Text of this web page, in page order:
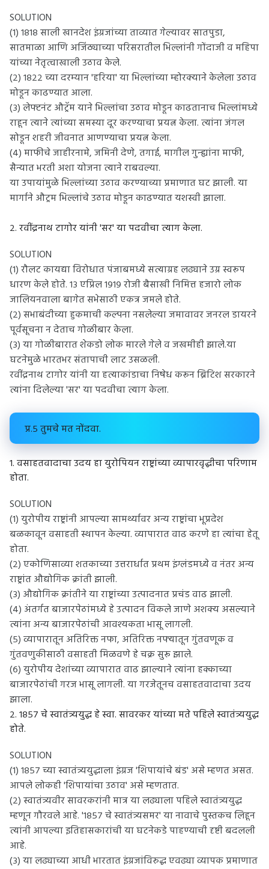
SOLUTION
(१) १८१८ साली खानदेश इंग्रजांच्या ताव्यात गेल्यावर सातपुडा,
सातमाळा आणि अजिंठ्याच्या परिसरातील भिल्लांनी गोंदाजी व महिपा
यांच्या नेतृत्वाखाली उठाव केले.
(२) १८२२ च्या दरम्यान 'हरिया' या भिल्लांच्या म्होरक्याने केलेला उठाव
मोडून काढण्यात आला.
(३) लेफ्टनंट औट्रॅम याने भिल्लांचा उठाव मोडून काढतानाच भिल्लांमध्ये
राहून त्याने त्यांच्या समस्या दूर करण्याचा प्रयत्न केला. त्यांना जंगल
सोडून शहरी जीवनात आणण्याचा प्रयत्न केला.
(४) माफीचे जाहीरनामे, जमिनी देणे, तगाई, मागील गुन्ह्यांना माफी,
सैन्यात भरती अशा योजना त्याने राबवल्या.
या उपायांमुळे भिल्लांच्या उठाव करण्याच्या प्रमाणात घट झाली. या
मार्गाने औट्रम भिल्लांचे उठाव मोडून काढण्यात यशस्वी झाला.
२. रवींद्रनाथ टागोर यांनी 'सर' या पदवीचा त्याग केला.
SOLUTION
(१) रौलट कायद्या विरोधात पंजाबमध्ये सत्याग्रह लढ्याने उग्र स्वरूप
धारण केले होते. १३ एप्रिल १९१९ रोजी बैसाखी निमित्त हजारो लोक
जालियनवाला बागेत सभेसाठी एकत्र जमले होते.
(२) सभाबंदीच्या हुकमाची कल्पना नसलेल्या जमावावर जनरल डायरने
पूर्वसूचना न देताच गोळीबार केला.
(३) या गोळीबारात शेकडो लोक मारले गेले व जखमीही झाले.या
घटनेमुळे भारतभर संतापाची लाट उसळली.
रवींद्रनाथ टागोर यांनी या हत्याकांडाचा निषेध करून ब्रिटिश सरकारने
त्यांना दिलेल्या 'सर' या पदवीचा त्याग केला.
प्र.५ तुमचे मत नोंदवा.
१. वसाहतवादाचा उदय हा युरोपियन राष्ट्रांच्या व्यापारवृद्धीचा परिणाम
होता.
SOLUTION
(१) युरोपीय राष्ट्रांनी आपल्या सामर्थ्यावर अन्य राष्ट्रांचा भूप्रदेश
बळकावून वसाहती स्थापन केल्या. व्यापारात वाढ करणे हा त्यांचा हेतू
होता.
(२) एकोणिसाव्या शतकाच्या उत्तरार्धात प्रथम इंग्लंडमध्ये व नंतर अन्य
राष्ट्रांत औद्योगिक क्रांती झाली.
(३) औद्योगिक क्रांतीने या राष्ट्रांच्या उत्पादनात प्रचंड वाढ झाली.
(४) अंतर्गत बाजारपेठांमध्ये हे उत्पादन विकले जाणे अशक्य असल्याने
त्यांना अन्य बाजारपेठांची आवश्यकता भासू लागली.
(५) व्यापारातून अतिरिक्त नफा, अतिरिक्त नफ्यातून गुंतवणूक व
गुंतवणुकीसाठी वसाहती मिळवणे हे चक्र सुरू झाले.
(६) युरोपीय देशांच्या व्यापारात वाढ झाल्याने त्यांना हक्काच्या
बाजारपेठांची गरज भासू लागली. या गरजेतूनच वसाहतवादाचा उदय
झाला.
२. १८५७ चे स्वातंत्र्ययुद्ध हे स्वा. सावरकर यांच्या मते पहिले स्वातंत्र्ययुद्ध
होते.
SOLUTION
(१) १८५७ च्या स्वातंत्र्ययुद्धाला इंग्रज 'शिपायांचे बंड' असे म्हणत असत.
आपले लोकही 'शिपायांचा उठाव' असे म्हणतात.
(२) स्वातंत्र्यवीर सावरकरांनी मात्र या लढ्याला पहिले स्वातंत्र्ययुद्ध
म्हणून गौरवले आहे. '१८५७ चे स्वातंत्र्यसमर' या नावाचे पुस्तकच लिहून
त्यांनी आपल्या इतिहासकारांची या घटनेकडे पाहण्याची दृष्टी बदलली
आहे.
(३) या लढ्याच्या आधी भारतात इंग्रजांविरुद्ध एवढ्या व्यापक प्रमाणात